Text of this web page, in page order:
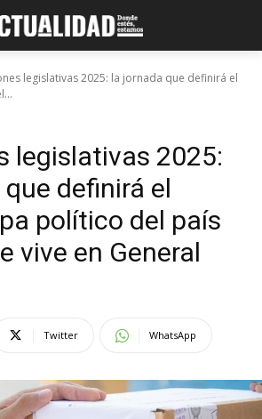
legislativas 2025: la jornada que definirá el
legislativas 2025:
definirá el
político del país
vive en General
Twitter WhatsApp